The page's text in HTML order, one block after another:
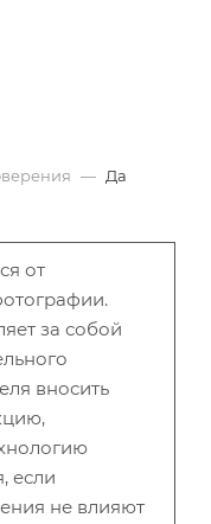
— Да
от
за собой
вносить
если
не влияют